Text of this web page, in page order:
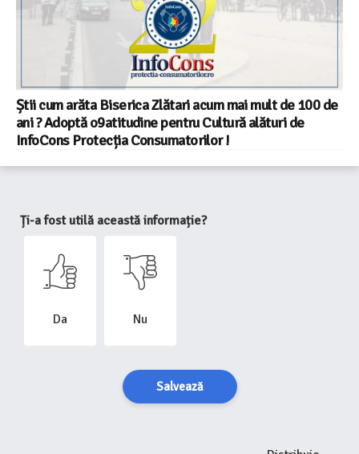
Știi cum arăta Biserica Zlătari acum mai mult de 100 de
ani ? Adoptă o9atitudine pentru Cultură alături de
InfoCons Protecția Consumatorilor !
Ți-a fost utilă această informație?
Da Nu
Salvează